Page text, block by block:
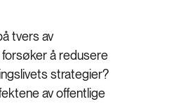
tvers av
å redusere
strategier?
av offentlige